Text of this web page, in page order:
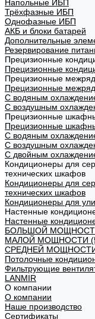
Напольные ИБП
Трёхфазные ИБП
Однофазные ИБП
АКБ и блоки батарей
Дополнительные
Резервирование
Прецизионные
Прецизионные
Прецизионные
Прецизионные
С водяным
С воздушным
Прецизионные
Прецизионные
С водяным
С воздушным
С двойным
Кондиционеры для
технических шкафов
Кондиционеры для
технических шкафов
Кондиционеры для
Настенные
Настенные
БОЛЬШОЙ МОЩНОСТИ
МАЛОЙ МОЩНОСТИ
СРЕДНЕЙ МОЩНОСТИ
Потолочные
Фильтрующие
LANMIR
О компании
О компании
Наше производство
Сертификаты